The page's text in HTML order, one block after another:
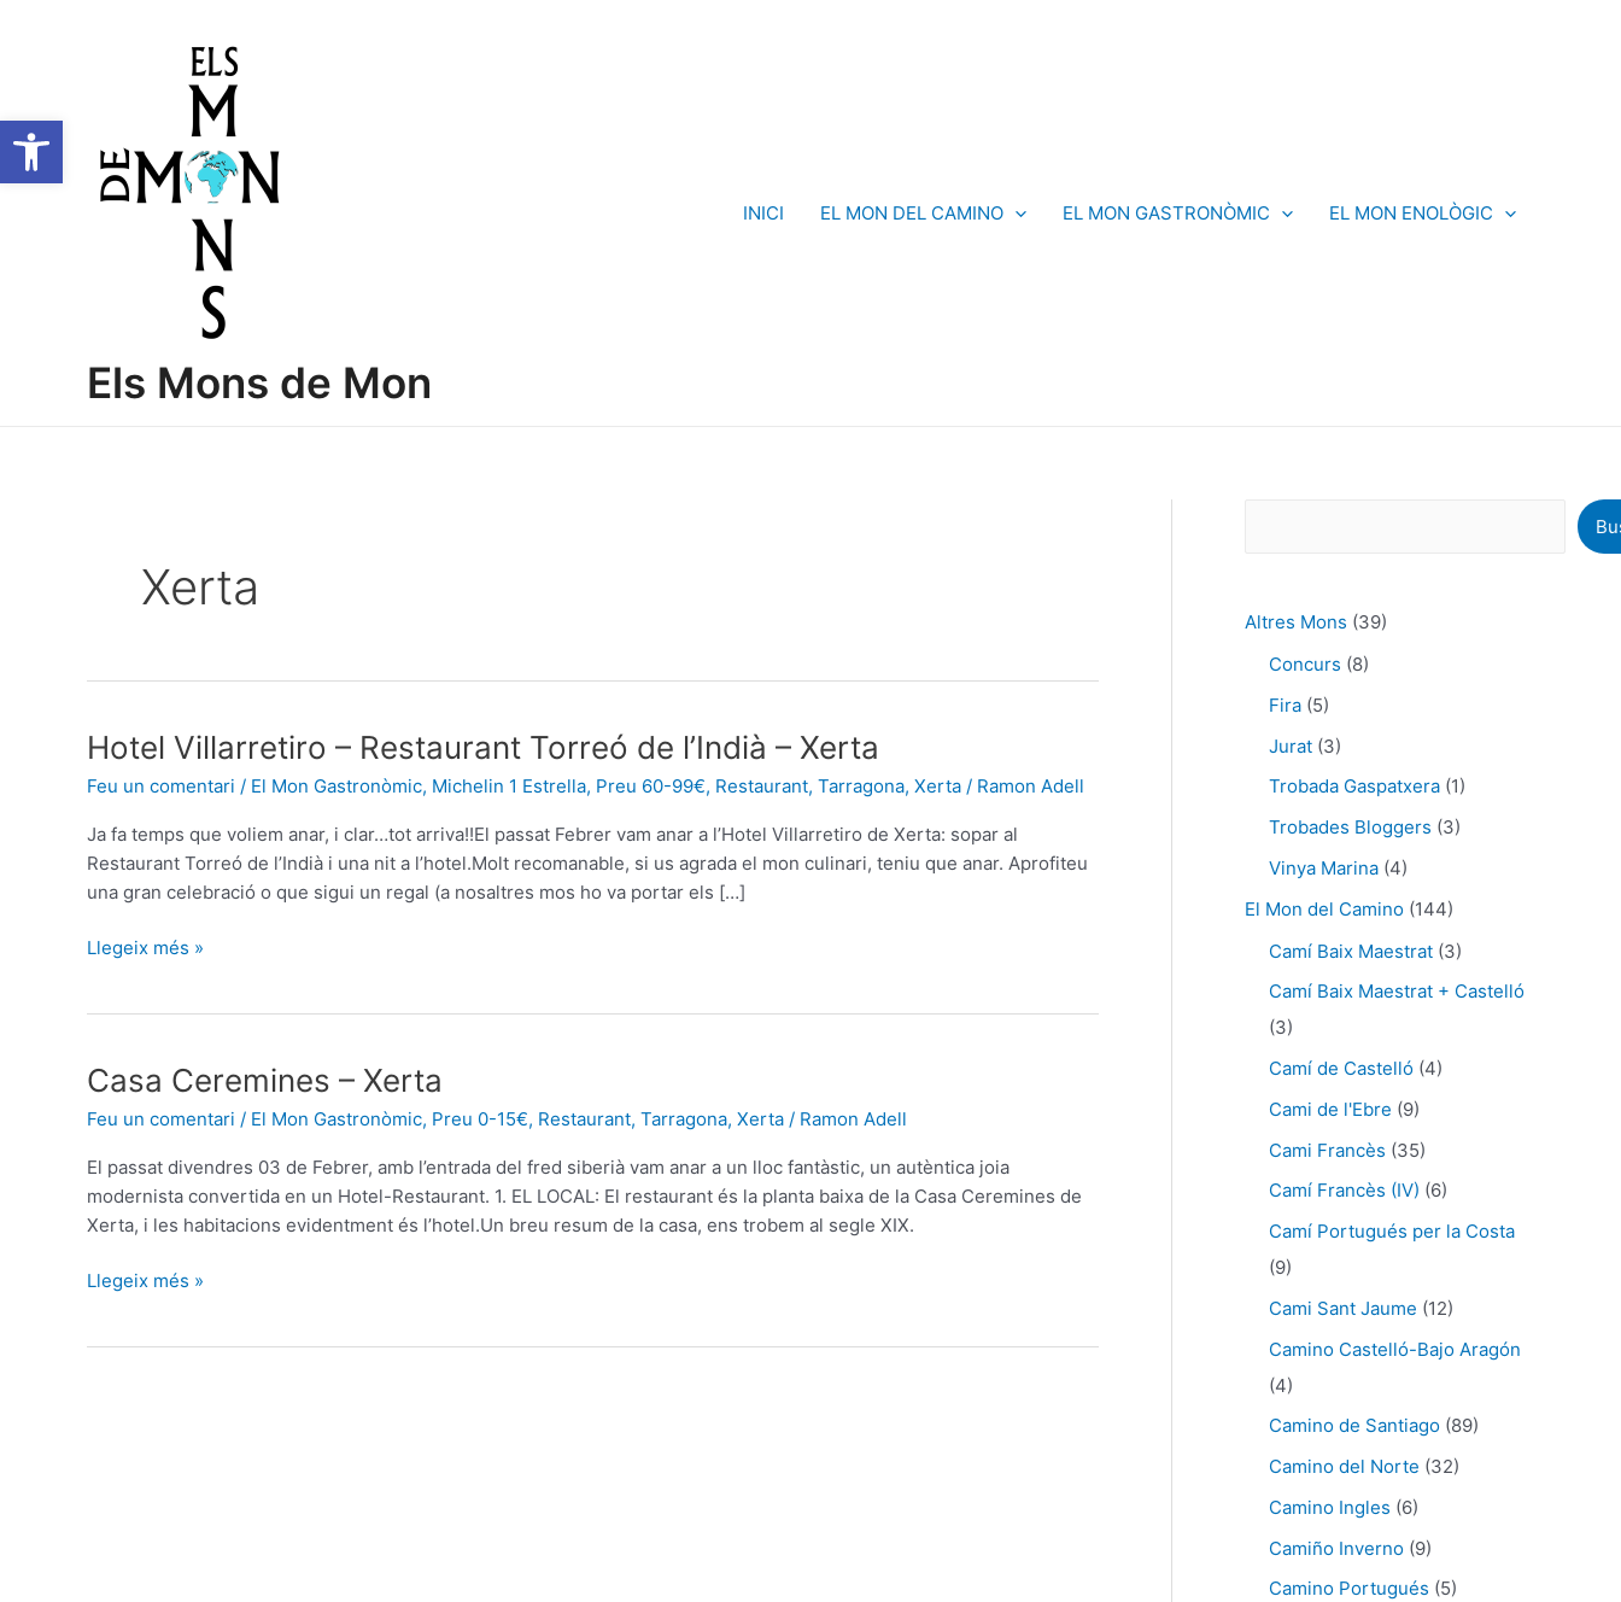
Obre la barra d'eines
Els Mons de Mon
INICI EL MON DEL CAMINO EL MON GASTRONÒMIC EL MON ENOLÒGIC
Xerta
Hotel Villarretiro – Restaurant Torreó de l’Indià – Xerta
Feu un comentari / El Mon Gastronòmic, Michelin 1 Estrella, Preu 60-99€, Restaurant, Tarragona, Xerta / Ramon Adell
Ja fa temps que voliem anar, i clar…tot arriva!!El passat Febrer vam anar a l’Hotel Villarretiro de Xerta: sopar al
Restaurant Torreó de l’Indià i una nit a l’hotel.Molt recomanable, si us agrada el mon culinari, teniu que anar. Aprofiteu
una gran celebració o que sigui un regal (a nosaltres mos ho va portar els […]
Hotel
–
Restaurant
Torreó
de
–Llegeix més »
Casa Ceremines – Xerta
Feu un comentari / El Mon Gastronòmic, Preu 0-15€, Restaurant, Tarragona, Xerta / Ramon Adell
El passat divendres 03 de Febrer, amb l’entrada del fred siberià vam anar a un lloc fantàstic, un autèntica joia
modernista convertida en un Hotel-Restaurant. 1. EL LOCAL: El restaurant és la planta baixa de la Casa Ceremines de
Xerta, i les habitacions evidentment és l’hotel.Un breu resum de la casa, ens trobem al segle XIX.
Casa
–
Xerta
Llegeix més »
Altres Mons (39)
Concurs (8)
Fira (5)
Jurat (3)
Trobada Gaspatxera (1)
Trobades Bloggers (3)
Vinya Marina (4)
El Mon del Camino (144)
Camí Baix Maestrat (3)
Camí Baix Maestrat + Castelló
(3)
Camí de Castelló (4)
Cami de l'Ebre (9)
Cami Francès (35)
Camí Francès (IV) (6)
Camí Portugués per la Costa
(9)
Cami Sant Jaume (12)
Camino Castelló-Bajo Aragón
(4)
Camino de Santiago (89)
Camino del Norte (32)
Camino Ingles (6)
Camiño Inverno (9)
Camino Portugués (5)